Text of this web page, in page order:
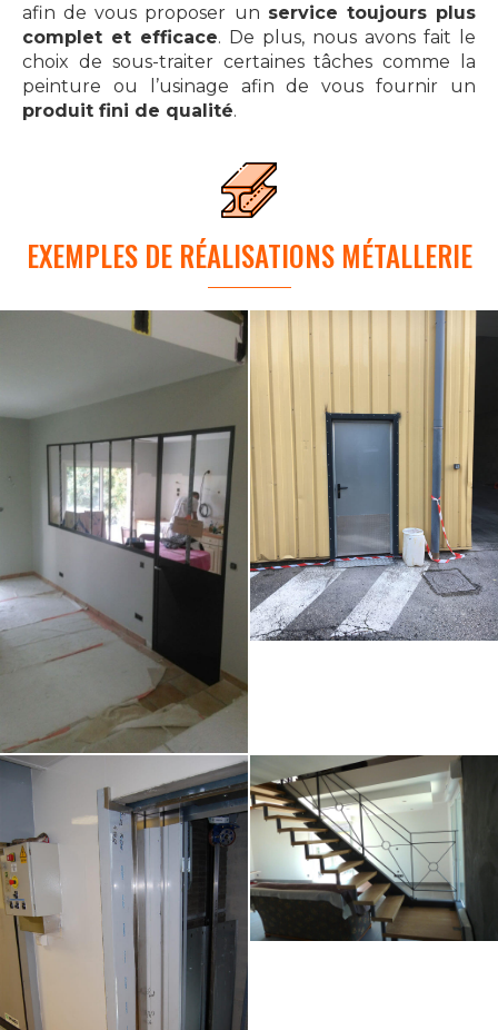
afin de vous proposer un service toujours plus
complet et efficace. De plus, nous avons fait le
choix de sous-traiter certaines tâches comme la
peinture ou l’usinage afin de vous fournir un
produit fini de qualité.
EXEMPLES DE RÉALISATIONS MÉTALLERIE